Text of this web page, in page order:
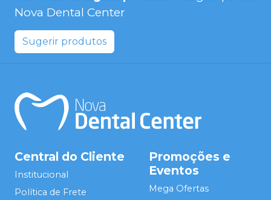
Nova Dental Center
Sugerir produtos
Central do Cliente
Institucional
Política de Frete
Promoções e
Eventos
Mega Ofertas